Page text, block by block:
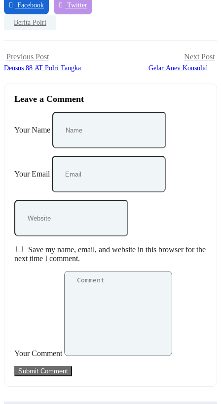
Facebook Twitter
Berita Polri
Previous Post
Densus 88 AT Polri Tangkap
Next Post
Gelar Anev Konsolidasi,
Leave a Comment
Your Name
Your Email
Save my name, email, and website in this browser for the
next time I comment.
Your Comment